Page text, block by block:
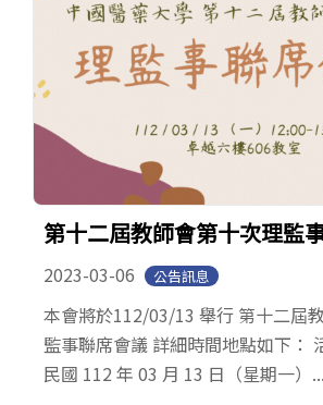
第十二屆教師會第十次理監
2023-03-06 公告訊息
本會將於112/03/13 舉行 第十二屆
監事聯席會議 詳細時間地點如下：
民國 112 年 03 月 13 日（星期一）...